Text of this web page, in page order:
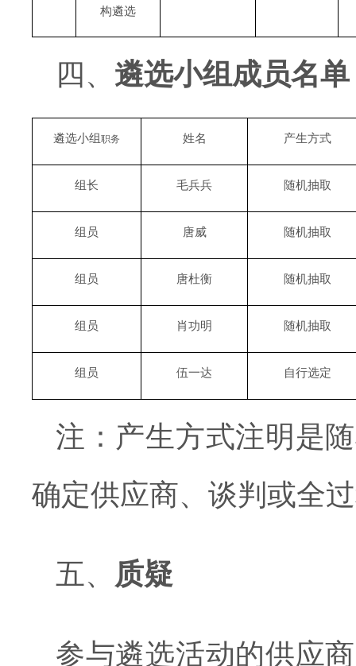
构遴选
四、 遴选小组成员名单
遴选小组职务 姓名 产生方式
组长 毛兵兵 随机抽取
组员 唐威 随机抽取
组员 唐杜衡 随机抽取
组员 肖功明 随机抽取
组员 伍一达 自行选定
注：产生方式注明是
确定供应商、谈判或全
五、 质疑
参与遴选活动的供应